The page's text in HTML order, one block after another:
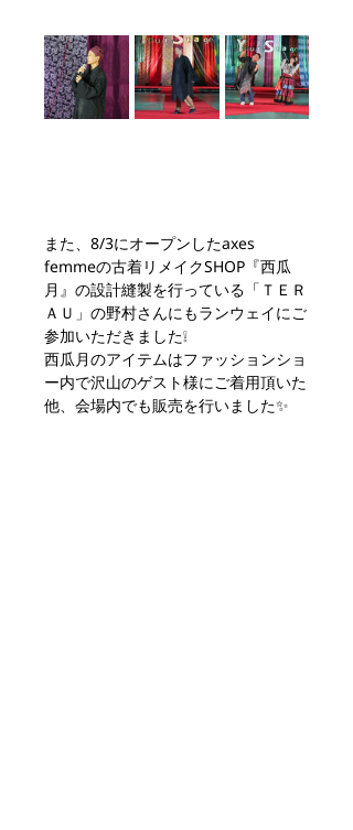
また、8/3にオープンしたaxes
femmeの古着リメイクSHOP『西瓜
月』の設計縫製を行っている「ＴＥＲ
ＡＵ」の野村さんにもランウェイにご
参加いただきました❕
西瓜月のアイテムはファッションショ
ー内で沢山のゲスト様にご着用頂いた
他、会場内でも販売を行いました✨